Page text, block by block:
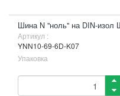
Шина N "ноль" на DIN-
Артикул :
YNN10-69-6D-K07
Упаковка